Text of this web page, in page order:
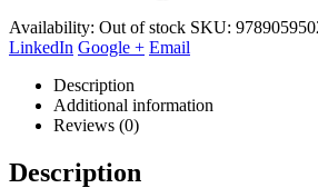
Availability: Out of stock SKU:
LinkedIn Google + Email
Description
Additional information
Reviews (0)
Description